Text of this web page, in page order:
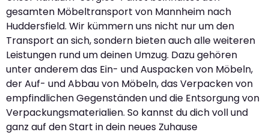
gesamten Möbeltransport von Mannheim nach
Huddersfield. Wir kümmern uns nicht nur um den
Transport an sich, sondern bieten auch alle weiteren
Leistungen rund um deinen Umzug. Dazu gehören
unter anderem das Ein- und Auspacken von Möbeln,
der Auf- und Abbau von Möbeln, das Verpacken von
empfindlichen Gegenständen und die Entsorgung von
Verpackungsmaterialien. So kannst du dich voll und
ganz auf den Start in dein neues Zuhause